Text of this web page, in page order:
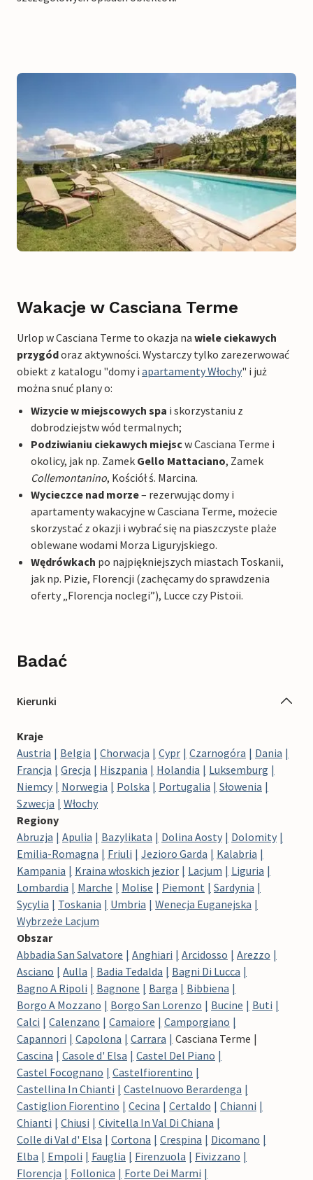
Wakacje w Casciana Terme
Urlop w Casciana Terme to okazja na wiele ciekawych
przygódoraz aktywności. Wystarczy tylko zarezerwować
obiekt z katalogu "domy i apartamenty Włochy" i już
można snuć plany o:
Wizycie w miejscowych spa i skorzystaniu z
dobrodziejstw wód termalnych;
Podziwianiu ciekawych miejscw Casciana Terme i
okolicy, jak np. Zamek Gello Mattaciano, Zamek
Collemontanino, Kościół ś. Marcina.
Wycieczce nad morze– rezerwując domy i
apartamenty wakacyjne w Casciana Terme, możecie
skorzystać z okazji i wybrać się na piaszczyste plaże
oblewane wodami Morza Liguryjskiego.
Wędrówkach po najpiękniejszych miastach Toskanii,
jak np. Pizie, Florencji (zachęcamy do sprawdzenia
oferty „Florencja noclegi”), Lucce czy Pistoii.
Badać
Kierunki
Kraje
Austria
Belgia Chorwacja Cypr Czarnogóra
Dania
Francja
Grecja Hiszpania Holandia
Luksemburg
Niemcy
Norwegia Polska Portugalia
Słowenia
Szwecja
Włochy
Regiony
Abruzja
Apulia Bazylikata Dolina Aosty
Dolomity
Emilia-Romagna
Friuli Jezioro Garda
Kalabria
Kampania
Kraina włoskich jezior Lacjum
Liguria
Lombardia
Marche Molise Piemont
Sardynia
Sycylia
Toskania Umbria
Wenecja Euganejska
Wybrzeże Lacjum
Obszar
Abbadia San Salvatore
Anghiari Arcidosso
Arezzo
Asciano
Aulla Badia Tedalda
Bagni Di Lucca
Bagno A Ripoli
Bagnone Barga
Bibbiena
Borgo A Mozzano
Borgo San Lorenzo Bucine
Buti
Calci
Calenzano Camaiore
Camporgiano
Capannori
Capolona Carrara
Casciana Terme
Cascina
Casole d' Elsa
Castel Del Piano
Castel Focognano
Castelfiorentino
Castellina In Chianti
Castelnuovo Berardenga
Castiglion Fiorentino
Cecina Certaldo
Chianni
Chianti
Chiusi
Civitella In Val Di Chiana
Colle di Val d' Elsa
Cortona Crespina
Dicomano
Elba
Empoli Fauglia Firenzuola
Fivizzano
Florencja
Follonica
Forte Dei Marmi